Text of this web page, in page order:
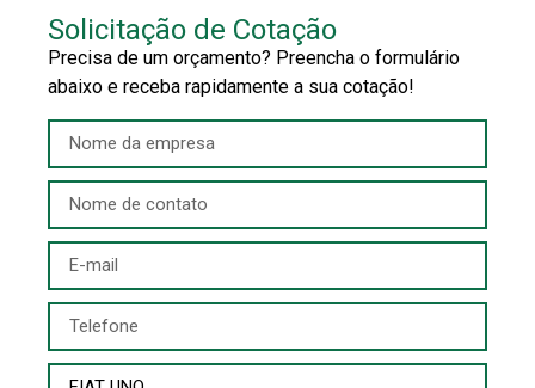
Solicitação de Cotação
Precisa de um orçamento? Preencha o formulário
abaixo e receba rapidamente a sua cotação!